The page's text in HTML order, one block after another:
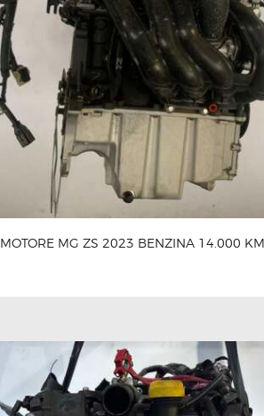
MOTORE MG ZS 2023 BENZINA 14.000 KM